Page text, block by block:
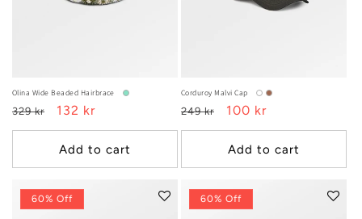
Olina Wide Beaded Hairbrace
Regular
price
329 kr
Sale
price
132 kr
Add to cart
Corduroy Malvi Cap
Regular
price
249 kr
Sale
price
100 kr
Add to cart
60% Off 60% Off